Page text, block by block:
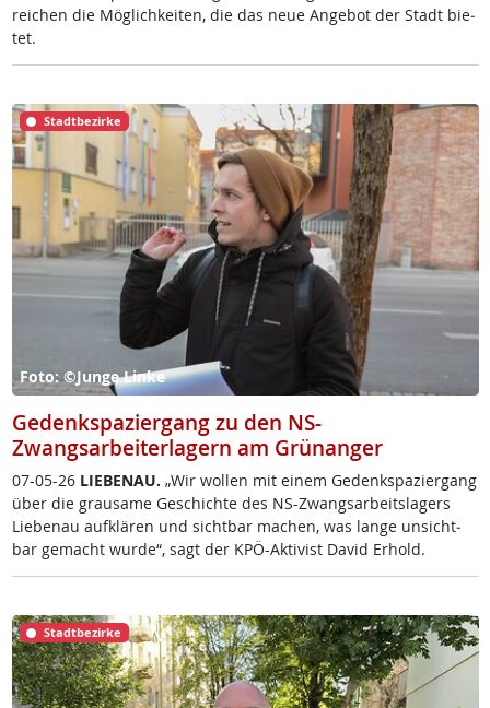
rei­chen die Mög­lich­kei­ten, die das neue An­ge­bot der Stadt bie­
tet.
Stadtbezirke
Foto: ©Junge Linke
Gedenkspaziergang zu den NS-
Zwangsarbeiterlagern am Grünanger
07-05-26 LIE­BENAU. „Wir wol­len mit ei­nem Ge­denk­spa­zier­gang
über die grau­sa­me Ge­schich­te des NS-Zwangs­ar­beits­la­gers
Lie­benau auf­klä­ren und sicht­bar ma­chen, was lan­ge un­sicht­
bar ge­macht wur­de“, sagt der KPÖ-Ak­ti­vist Da­vid Er­hold.
Stadtbezirke